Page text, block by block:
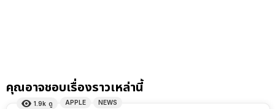
คุณอาจชอบเรื่องราวเหล่านี้
1.9k ดู APPLE NEWS